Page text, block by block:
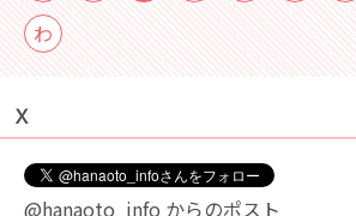
わ
Ｘ
@hanaoto_info からのポスト